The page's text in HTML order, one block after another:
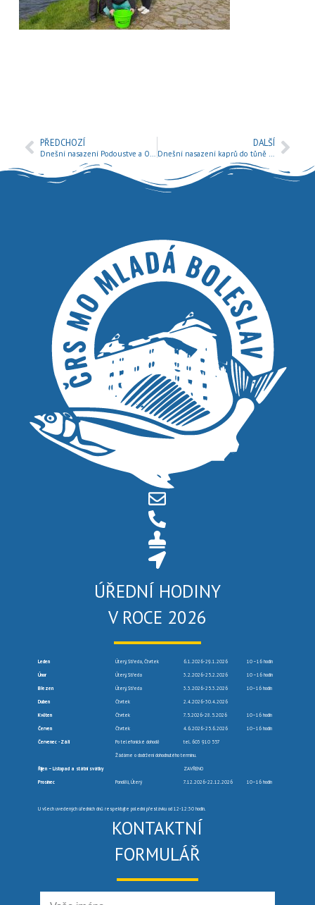
PŘEDCHOZÍ
Dnešní nasazení Podoustve a Ostroretky.
DALŠÍ
Dnešní nasazení kaprů do tůně v Sukoradech
ÚŘEDNÍ HODINY
V ROCE 2026
Leden Úterý, Středa, Čtvrtek 6.1.2026-29.1.2026 10 –16 hodin
Únor Úterý, Středa 3.2.2026-25.2.2026 10 –16 hodin
Březen Úterý, Středa 3.3.2026-25.3.2026 10–16 hodin
Duben Čtvrtek 2.4.2026-30.4.2026
Květen Čtvrtek 7.5.2026-28.5.2026 10–16 hodin
Červen Čtvrtek 4.6.2026-25.6.2026 10–16 hodin
Červenec -Září Po telefonické dohodě tel. 603 910 557
Žádáme o dodržení dohodnutého termínu.
Říjen – Listopad a státní svátky ZAVŘENO
Prosinec Pondělí, Úterý 7.12.2026-22.12.2026 10–16 hodin
U všech uvedených úředních dnů respektujte polední přestávku od 12-12:30 hodin.
KONTAKTNÍ
FORMULÁŘ